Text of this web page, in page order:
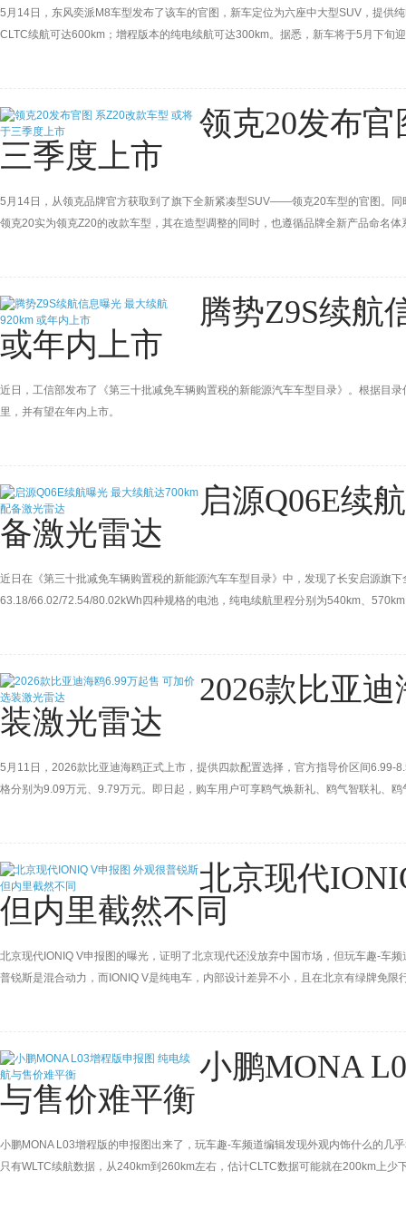
5月14日，东风奕派M8车型发布了该车的官图，新车定位为六座中大型SUV，提供
CLTC续航可达600km；增程版本的纯电续航可达300km。据悉，新车将于5月下旬
领克20发布
三季度上市
5月14日，从领克品牌官方获取到了旗下全新紧凑型SUV——领克20车型的官图。
领克20实为领克Z20的改款车型，其在造型调整的同时，也遵循品牌全新产品命名
腾势Z9S续航
或年内上市
近日，工信部发布了《第三十批减免车辆购置税的新能源汽车车型目录》。根据目
里，并有望在年内上市。
启源Q06E续
备激光雷达
近日在《第三十批减免车辆购置税的新能源汽车车型目录》中，发现了长安启源
63.18/66.02/72.54/80.02kWh四种规格的电池，纯电续航里程分别为540km、
2026款比亚
装激光雷达
5月11日，2026款比亚迪海鸥正式上市，提供四款配置选择，官方指导价区间
格分别为9.09万元、9.79万元。即日起，购车用户可享鸥气焕新礼、鸥气智联礼、
北京现代
但内里截然不同
北京现代IONIQ V申报图的曝光，证明了北京现代还没放弃中国市场，但玩车趣-车
普锐斯是混合动力，而IONIQ V是纯电车，内部设计差异不小，且在北京有绿牌免
小鹏MONA
与售价难平衡
小鹏MONA L03增程版的申报图出来了，玩车趣-车频道编辑发现外观内饰什么的几
只有WLTC续航数据，从240km到260km左右，估计CLTC数据可能就在200km上